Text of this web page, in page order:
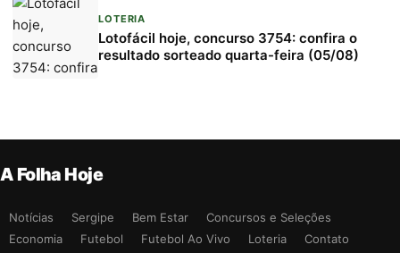
LOTERIA
Lotofácil hoje, concurso 3754: confira o
resultado sorteado quarta-feira (05/08)
A Folha Hoje
Notícias Sergipe Bem Estar
Concursos e Seleções
Economia
Futebol Futebol Ao Vivo Loteria
Contato